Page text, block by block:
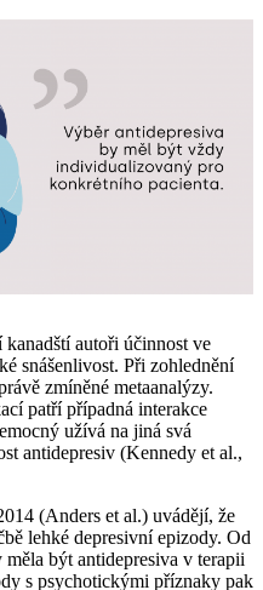
autoři účinnost ve
snášenlivost. Při zohlednění
zmíněné metaanalýzy.
patří případná interakce
užívá na jiná svá
antidepresiv (Kennedy et al.,
(Anders et al.) uvádějí, že
lehké depresivní epizody. Od
být antidepresiva v terapii
s psychotickými příznaky pak